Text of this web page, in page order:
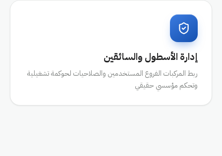
إدارة الأسطول والسائقين
ربط المركبات الفروع المستخدمين والصلاحيات لحوكمة تشغيلية
وتحكم مؤسسي حقيقي